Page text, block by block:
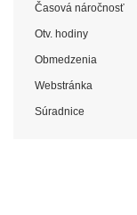
Časová náročnosť
Otv. hodiny
Obmedzenia
Webstránka
Súradnice